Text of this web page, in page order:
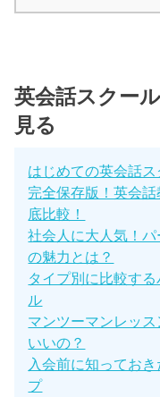
英会話スクー
見る
はじめての英会話
完全保存版！英会
底比較！
社会人に大人気！
の魅力とは？
タイプ別に比較す
ル
マンツーマンレッ
いいの？
入会前に知ってお
プ